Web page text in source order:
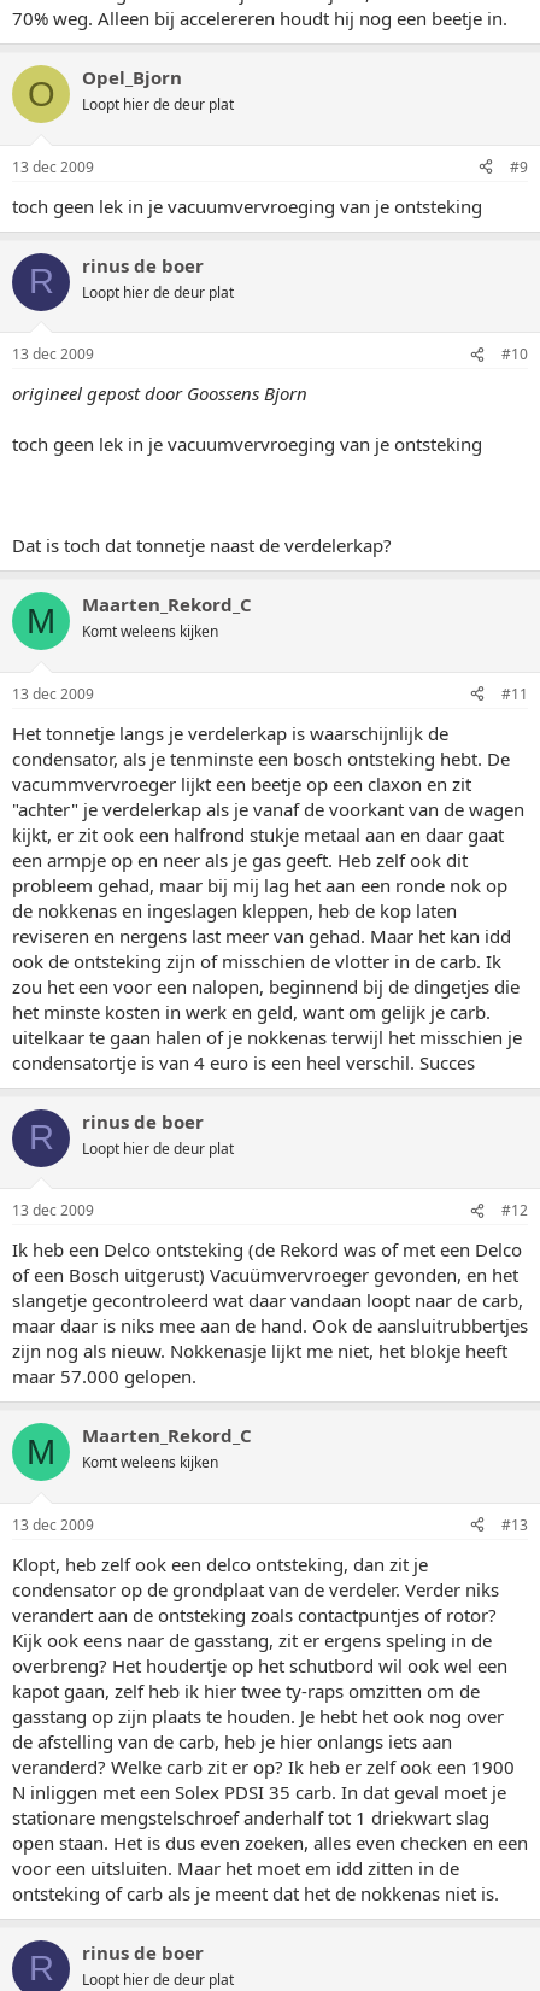
70% weg. Alleen bij accelereren houdt hij nog een beetje in.
O Opel_Bjorn
Loopt hier de deur plat
13 dec 2009 #9
toch geen lek in je vacuumvervroeging van je ontsteking
R rinus de boer
Loopt hier de deur plat
13 dec 2009 #10
origineel gepost door Goossens Bjorn
toch geen lek in je vacuumvervroeging van je ontsteking
Dat is toch dat tonnetje naast de verdelerkap?
M Maarten_Rekord_C
Komt weleens kijken
13 dec 2009 #11
Het tonnetje langs je verdelerkap is waarschijnlijk de
condensator, als je tenminste een bosch ontsteking hebt. De
vacummvervroeger lijkt een beetje op een claxon en zit
"achter" je verdelerkap als je vanaf de voorkant van de wagen
kijkt, er zit ook een halfrond stukje metaal aan en daar gaat
een armpje op en neer als je gas geeft. Heb zelf ook dit
probleem gehad, maar bij mij lag het aan een ronde nok op
de nokkenas en ingeslagen kleppen, heb de kop laten
reviseren en nergens last meer van gehad. Maar het kan idd
ook de ontsteking zijn of misschien de vlotter in de carb. Ik
zou het een voor een nalopen, beginnend bij de dingetjes die
het minste kosten in werk en geld, want om gelijk je carb.
uitelkaar te gaan halen of je nokkenas terwijl het misschien je
condensatortje is van 4 euro is een heel verschil. Succes
R rinus de boer
Loopt hier de deur plat
13 dec 2009 #12
Ik heb een Delco ontsteking (de Rekord was of met een Delco
of een Bosch uitgerust) Vacuümvervroeger gevonden, en het
slangetje gecontroleerd wat daar vandaan loopt naar de carb,
maar daar is niks mee aan de hand. Ook de aansluitrubbertjes
zijn nog als nieuw. Nokkenasje lijkt me niet, het blokje heeft
maar 57.000 gelopen.
M Maarten_Rekord_C
Komt weleens kijken
13 dec 2009 #13
Klopt, heb zelf ook een delco ontsteking, dan zit je
condensator op de grondplaat van de verdeler. Verder niks
verandert aan de ontsteking zoals contactpuntjes of rotor?
Kijk ook eens naar de gasstang, zit er ergens speling in de
overbreng? Het houdertje op het schutbord wil ook wel een
kapot gaan, zelf heb ik hier twee ty-raps omzitten om de
gasstang op zijn plaats te houden. Je hebt het ook nog over
de afstelling van de carb, heb je hier onlangs iets aan
veranderd? Welke carb zit er op? Ik heb er zelf ook een 1900
N inliggen met een Solex PDSI 35 carb. In dat geval moet je
stationare mengstelschroef anderhalf tot 1 driekwart slag
open staan. Het is dus even zoeken, alles even checken en een
voor een uitsluiten. Maar het moet em idd zitten in de
ontsteking of carb als je meent dat het de nokkenas niet is.
R rinus de boer
Loopt hier de deur plat